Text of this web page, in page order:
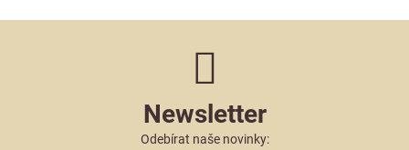
Newsletter
Odebírat naše novinky: